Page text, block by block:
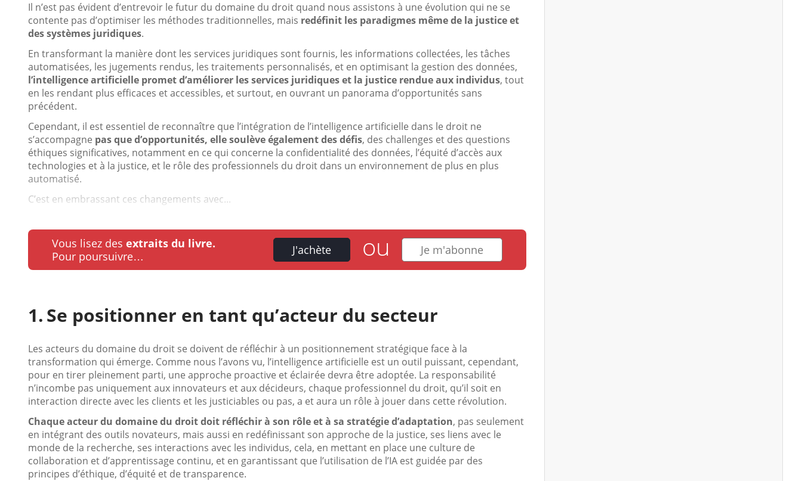
Il n’est pas évident d’entrevoir le futur du domaine du droit quand nous assistons à une évolution qui ne se
contente pas d’optimiser les méthodes traditionnelles, mais redéfinit les paradigmes même de la justice et
des systèmes juridiques.
En transformant la manière dont les services juridiques sont fournis, les informations collectées, les tâches
automatisées, les jugements rendus, les traitements personnalisés, et en optimisant la gestion des données,
l’intelligence artificielle promet d’améliorer les services juridiques et la justice rendue aux individus, tout
en les rendant plus efficaces et accessibles, et surtout, en ouvrant un panorama d’opportunités sans
précédent.
Cependant, il est essentiel de reconnaître que l’intégration de l’intelligence artificielle dans le droit ne
s’accompagne pas que d’opportunités, elle soulève également des défis, des challenges et des questions
éthiques significatives, notamment en ce qui concerne la confidentialité des données, l’équité d’accès aux
technologies et à la justice, et le rôle des professionnels du droit dans un environnement de plus en plus
automatisé.
C’est en embrassant ces changements avec...
Vous lisez des extraits du livre.
Pour poursuivre…
J'achète ou Je m'abonne
Se positionner en tant qu’acteur du secteur
Les acteurs du domaine du droit se doivent de réfléchir à un positionnement stratégique face à la
transformation qui émerge. Comme nous l’avons vu, l’intelligence artificielle est un outil puissant, cependant,
pour en tirer pleinement parti, une approche proactive et éclairée devra être adoptée. La responsabilité
n’incombe pas uniquement aux innovateurs et aux décideurs, chaque professionnel du droit, qu’il soit en
interaction directe avec les clients et les justiciables ou pas, a et aura un rôle à jouer dans cette révolution.
Chaque acteur du domaine du droit doit réfléchir à son rôle et à sa stratégie d’adaptation, pas seulement
en intégrant des outils novateurs, mais aussi en redéfinissant son approche de la justice, ses liens avec le
monde de la recherche, ses interactions avec les individus, cela, en mettant en place une culture de
collaboration et d’apprentissage continu, et en garantissant que l’utilisation de l’IA est guidée par des
principes d’éthique, d’équité et de transparence.